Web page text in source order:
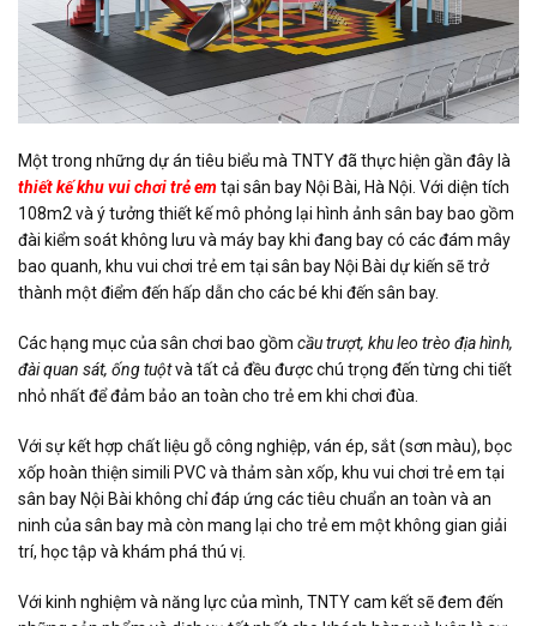
Một trong những dự án tiêu biểu mà TNTY đã thực hiện gần đây là
thiết kế khu vui chơi trẻ emtại sân bay Nội Bài, Hà Nội. Với diện tích
108m2 và ý tưởng thiết kế mô phỏng lại hình ảnh sân bay bao gồm
đài kiểm soát không lưu và máy bay khi đang bay có các đám mây
bao quanh, khu vui chơi trẻ em tại sân bay Nội Bài dự kiến sẽ trở
thành một điểm đến hấp dẫn cho các bé khi đến sân bay.
Các hạng mục của sân chơi bao gồm cầu trượt, khu leo trèo địa hình,
đài quan sát, ống tuộtvà tất cả đều được chú trọng đến từng chi tiết
nhỏ nhất để đảm bảo an toàn cho trẻ em khi chơi đùa.
Với sự kết hợp chất liệu gỗ công nghiệp, ván ép, sắt (sơn màu), bọc
xốp hoàn thiện simili PVC và thảm sàn xốp, khu vui chơi trẻ em tại
sân bay Nội Bài không chỉ đáp ứng các tiêu chuẩn an toàn và an
ninh của sân bay mà còn mang lại cho trẻ em một không gian giải
trí, học tập và khám phá thú vị.
Với kinh nghiệm và năng lực của mình, TNTY cam kết sẽ đem đến